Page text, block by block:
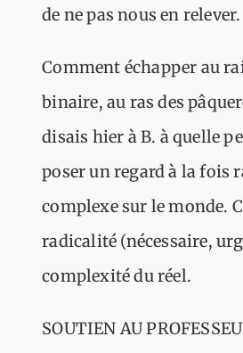
de ne pas nous en relever.
Comment échapper au
binaire, au ras des
disais hier à B. à quelle
poser un regard à la fois
complexe sur le monde.
radicalité (nécessaire,
complexité du réel.
SOUTIEN AU